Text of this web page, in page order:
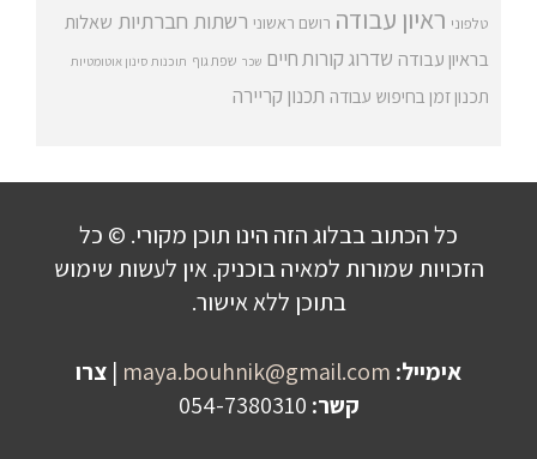
טלפוני ראיון עבודה רושם ראשוני רשתות חברתיות שאלות
בראיון עבודה שדרוג קורות חיים שכר שפת גוף תוכנות סינון אוטומטיות
תכנון זמן בחיפוש עבודה תכנון קריירה
כל הכתוב בבלוג הזה הינו תוכן מקורי. © כל
הזכויות שמורות למאיה בוכניק. אין לעשות שימוש
בתוכן ללא אישור.
אימייל: maya.bouhnik@gmail.com
| צרו
קשר: